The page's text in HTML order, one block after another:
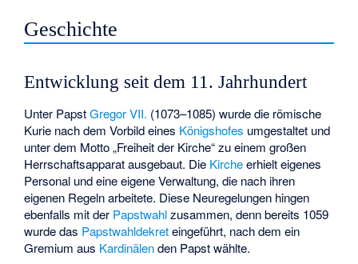
Geschichte
Entwicklung seit dem 11. Jahrhundert
Unter PapstGregor VII. (1073–1085) wurde die römische
Kurie nach dem Vorbild eines Königshofes umgestaltet und
unter dem Motto „Freiheit der Kirche“ zu einem großen
Herrschaftsapparat ausgebaut. Die Kircheerhielt eigenes
Personal und eine eigene Verwaltung, die nach ihren
eigenen Regeln arbeitete. Diese Neuregelungen hingen
ebenfalls mit der Papstwahlzusammen, denn bereits 1059
wurde das Papstwahldekreteingeführt, nach dem ein
Gremium aus Kardinälenden Papst wählte.